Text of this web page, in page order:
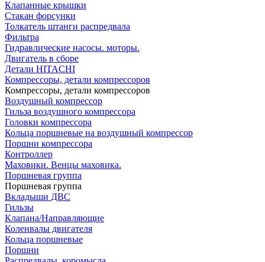
Клапанные крышки
Стакан форсунки
Толкатель штанги распредвала
Фильтра
Гидравлические насосы. моторы.
Двигатель в сборе
Детали HITACHI
Компрессоры, детали компрессоров
Компрессоры, детали компрессоров
Воздушный компрессор
Гильза воздушного компрессора
Головки компрессора
Кольца поршневые на воздушный компрессор
Поршни компрессора
Контроллер
Маховики. Венцы маховика.
Поршневая группа
Поршневая группа
Вкладыши ДВС
Гильзы
Клапана/Направляющие
Коленвалы двигателя
Кольца поршневые
Поршни